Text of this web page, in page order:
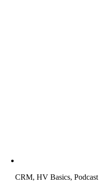
CRM, HV Basics, Podcast